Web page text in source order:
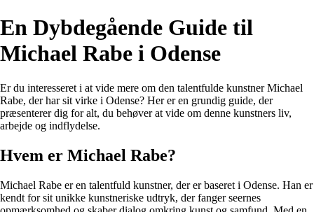
En Dybdegående Guide til
Michael Rabe i Odense
Er du interesseret i at vide mere om den talentfulde kunstner Michael
Rabe, der har sit virke i Odense? Her er en grundig guide, der
præsenterer dig for alt, du behøver at vide om denne kunstners liv,
arbejde og indflydelse.
Hvem er Michael Rabe?
Michael Rabe er en talentfuld kunstner, der er baseret i Odense. Han er
kendt for sit unikke kunstneriske udtryk, der fanger seernes